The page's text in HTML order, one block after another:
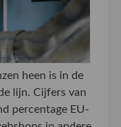
heen is in de
lijn. Cijfers van
percentage EU-